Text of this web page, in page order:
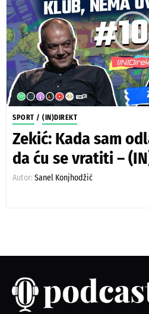
SPORT / (IN)DIREKT
Zekić: Kada sam
da ću se vratiti –
Autor: Sanel Konjhodžić